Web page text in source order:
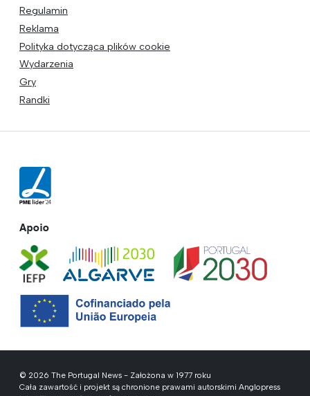
Regulamin
Reklama
Polityka dotycząca plików cookie
Wydarzenia
Gry
Randki
Apoio
© 2026 The Portugal News - Założona w 1977 roku
Cała zawartość i projekt są chronione prawami autorskimi Anglopress